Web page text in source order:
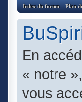
Index du forum Plan
En
« notre
vous